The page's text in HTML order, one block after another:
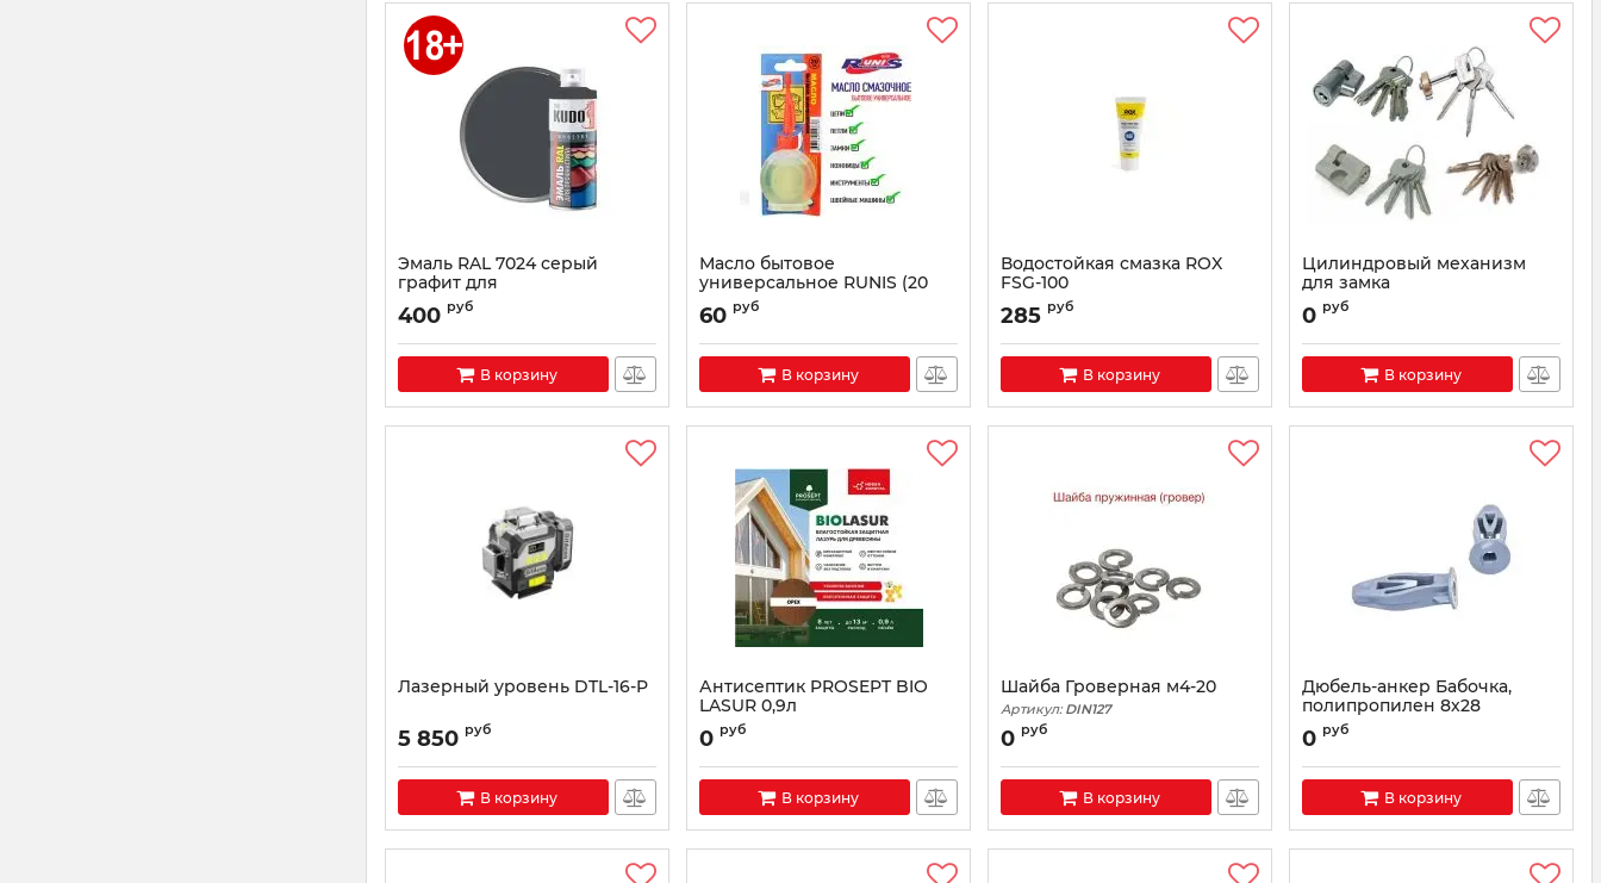
Эмаль RAL 7024 серый
графит для
металлочерепицы и
профнастила
Артикул: KU-07024R
400 руб
В корзину
Масло бытовое
универсальное RUNIS (20
Артикул:
60 руб
В корзину
Водостойкая смазка ROX
FSG-100
Артикул: R740
285 руб
В корзину
Цилиндровый механизм
для замка
0 руб
В корзину
Лазерный уровень DTL-16-P
5 850 руб
В корзину
Антисептик PROSEPT BIO
LASUR 0,9л
0 руб
В корзину
Шайба Гроверная м4-20
Артикул: DIN127
0 руб
В корзину
Дюбель-анкер Бабочка,
полипропилен 8х28
0 руб
В корзину